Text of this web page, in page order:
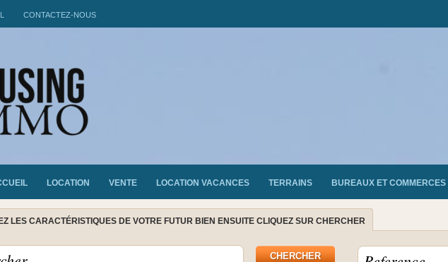
CONTACTEZ-NOUS
LOCATION VENTE LOCATION VACANCES TERRAINS BUREAUX ET COMMERCES
LES CARACTÉRISTIQUES DE VOTRE FUTUR BIEN ENSUITE CLIQUEZ SUR CHERCHER